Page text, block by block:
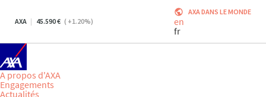
AXA 45.590 ( +1.20%)
AXA DANS LE MONDE
en
fr
A propos d'AXA
Engagements
Actualités